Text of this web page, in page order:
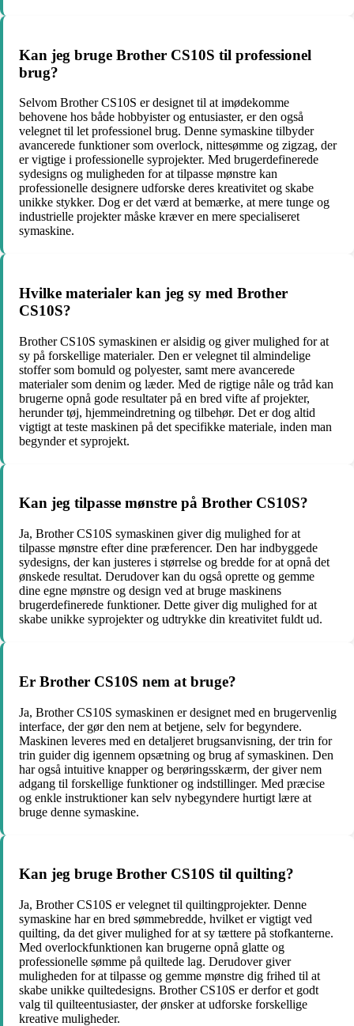
Kan jeg bruge Brother CS10S til professionel
brug?
Selvom Brother CS10S er designet til at imødekomme
behovene hos både hobbyister og entusiaster, er den også
velegnet til let professionel brug. Denne symaskine tilbyder
avancerede funktioner som overlock, nittesømme og zigzag, der
er vigtige i professionelle syprojekter. Med brugerdefinerede
sydesigns og muligheden for at tilpasse mønstre kan
professionelle designere udforske deres kreativitet og skabe
unikke stykker. Dog er det værd at bemærke, at mere tunge og
industrielle projekter måske kræver en mere specialiseret
symaskine.
Hvilke materialer kan jeg sy med Brother
CS10S?
Brother CS10S symaskinen er alsidig og giver mulighed for at
sy på forskellige materialer. Den er velegnet til almindelige
stoffer som bomuld og polyester, samt mere avancerede
materialer som denim og læder. Med de rigtige nåle og tråd kan
brugerne opnå gode resultater på en bred vifte af projekter,
herunder tøj, hjemmeindretning og tilbehør. Det er dog altid
vigtigt at teste maskinen på det specifikke materiale, inden man
begynder et syprojekt.
Kan jeg tilpasse mønstre på Brother CS10S?
Ja, Brother CS10S symaskinen giver dig mulighed for at
tilpasse mønstre efter dine præferencer. Den har indbyggede
sydesigns, der kan justeres i størrelse og bredde for at opnå det
ønskede resultat. Derudover kan du også oprette og gemme
dine egne mønstre og design ved at bruge maskinens
brugerdefinerede funktioner. Dette giver dig mulighed for at
skabe unikke syprojekter og udtrykke din kreativitet fuldt ud.
Er Brother CS10S nem at bruge?
Ja, Brother CS10S symaskinen er designet med en brugervenlig
interface, der gør den nem at betjene, selv for begyndere.
Maskinen leveres med en detaljeret brugsanvisning, der trin for
trin guider dig igennem opsætning og brug af symaskinen. Den
har også intuitive knapper og berøringsskærm, der giver nem
adgang til forskellige funktioner og indstillinger. Med præcise
og enkle instruktioner kan selv nybegyndere hurtigt lære at
bruge denne symaskine.
Kan jeg bruge Brother CS10S til quilting?
Ja, Brother CS10S er velegnet til quiltingprojekter. Denne
symaskine har en bred sømmebredde, hvilket er vigtigt ved
quilting, da det giver mulighed for at sy tættere på stofkanterne.
Med overlockfunktionen kan brugerne opnå glatte og
professionelle sømme på quiltede lag. Derudover giver
muligheden for at tilpasse og gemme mønstre dig frihed til at
skabe unikke quiltedesigns. Brother CS10S er derfor et godt
valg til quilteentusiaster, der ønsker at udforske forskellige
kreative muligheder.